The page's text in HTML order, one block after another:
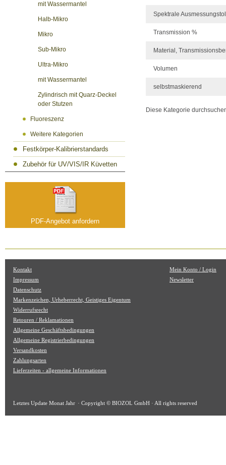
mit Wassermantel
Halb-Mikro
Mikro
Sub-Mikro
Ultra-Mikro
mit Wassermantel
Zylindrisch mit Quarz-Deckel
oder Stutzen
Fluoreszenz
Weitere Kategorien
Festkörper-Kalibrierstandards
Zubehör für UV/VIS/IR Küvetten
PDF-Angebot anfordern
Spektrale
Transmission %
Material,
Volumen
selbstmaskierend
Diese Kategorie
Kontakt
Impressum
Datenschutz
Markenzeichen, Urheberrecht, Geistiges Eigentum
Widerrufsrecht
Retouren / Reklamationen
Allgemeine Geschäftsbedingungen
Allgemeine Registrierbedingungen
Versandkosten
Zahlungsarten
Lieferzeiten - allgemeine Informationen
Mein Konto / Login
Newsletter
Letztes Update Monat Jahr · Copyright © BIOZOL GmbH · All rights reserved